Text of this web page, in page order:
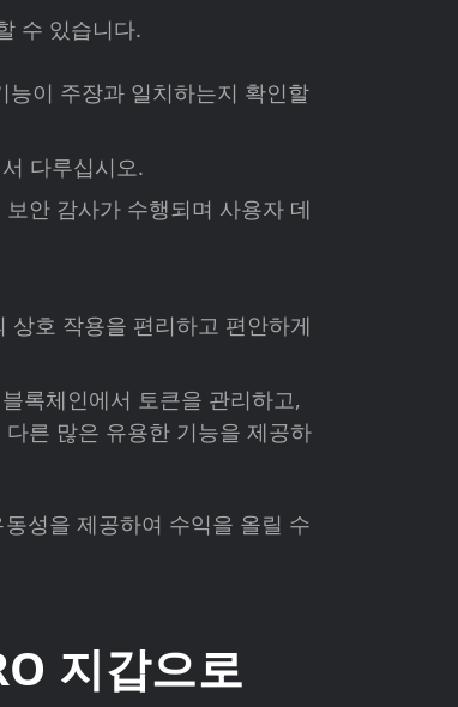
수 있습니다.
이 주장과 일치하는지 확인할
다루십시오.
안 감사가 수행되며 사용자 데
호 작용을 편리하고 편안하게
록체인에서 토큰을 관리하고,
른 많은 유용한 기능을 제공하
성을 제공하여 수익을 올릴 수
지갑으로